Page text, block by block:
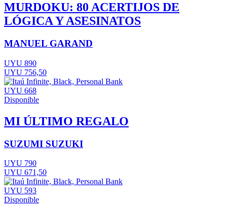
MURDOKU: 80 ACERTIJOS DE
LÓGICA Y ASESINATOS
MANUEL GARAND
UYU 890
UYU 756,50
UYU 668
Disponible
MI ÚLTIMO REGALO
SUZUMI SUZUKI
UYU 790
UYU 671,50
UYU 593
Disponible